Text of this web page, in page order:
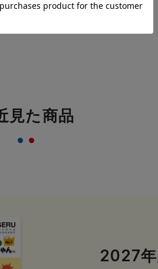
見た商品
2027